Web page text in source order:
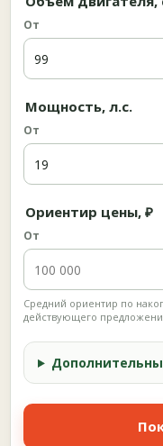
От
Мощность, л.с.
От
Ориентир цены, ₽
От
Средний ориентир по
действующего